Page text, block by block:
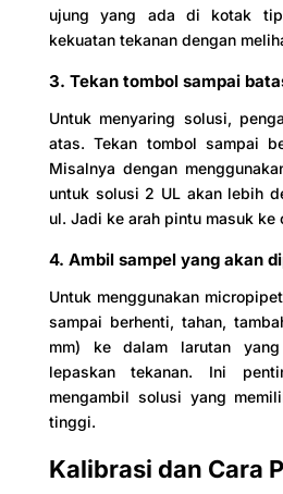
ujung yang ada di kotak
kekuatan tekanan dengan
3. Tekan tombol sampai
Untuk menyaring solusi,
atas. Tekan tombol sampai
Misalnya dengan
untuk solusi 2 UL akan lebih
ul. Jadi ke arah pintu masuk ke
4. Ambil sampel yang akan
Untuk menggunakan
sampai berhenti, tahan,
mm) ke dalam larutan
lepaskan tekanan. Ini
mengambil solusi yang
tinggi.
Kalibrasi dan Cara